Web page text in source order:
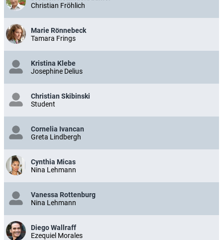
Christian Fröhlich
Marie Rönnebeck
Tamara Frings
Kristina Klebe
Josephine Delius
Christian Skibinski
Student
Cornelia Ivancan
Greta Lindbergh
Cynthia Micas
Nina Lehmann
Vanessa Rottenburg
Nina Lehmann
Diego Wallraff
Ezequiel Morales